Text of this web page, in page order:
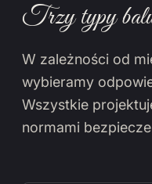
Trzy typy
W zależności od
wybieramy
Wszystkie
normami